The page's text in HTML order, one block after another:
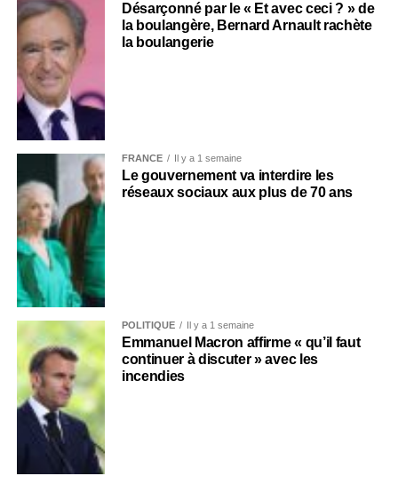
Désarçonné par le « Et avec ceci ? » de
la boulangère, Bernard Arnault rachète
la boulangerie
FRANCE Il y a 1 semaine
Le gouvernement va interdire les
réseaux sociaux aux plus de 70 ans
POLITIQUE Il y a 1 semaine
Emmanuel Macron affirme « qu’il faut
continuer à discuter » avec les
incendies